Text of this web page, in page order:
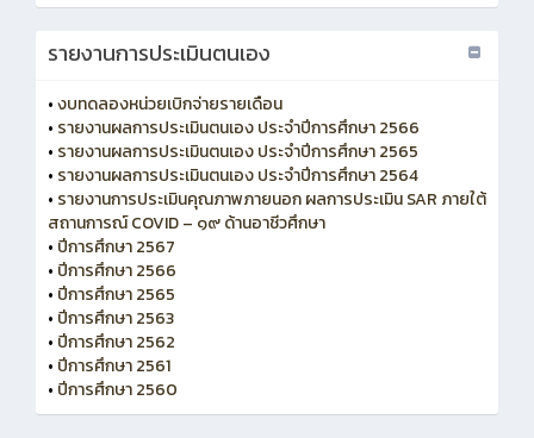
รายงานการประเมินตนเอง
•งบทดลองหน่วยเบิกจ่ายรายเดือน
• รายงานผลการประเมินตนเอง ประจำปีการศึกษา 2566
• รายงานผลการประเมินตนเอง ประจำปีการศึกษา 2565
• รายงานผลการประเมินตนเอง ประจำปีการศึกษา 2564
• รายงานการประเมินคุณภาพภายนอก ผลการประเมิน SAR ภายใต้
สถานการณ์ COVID – ๑๙ ด้านอาชีวศึกษา
• ปีการศึกษา 2567
• ปีการศึกษา 2566
• ปีการศึกษา 2565
• ปีการศึกษา 2563
• ปีการศึกษา 2562
• ปีการศึกษา 2561
• ปีการศึกษา 2560